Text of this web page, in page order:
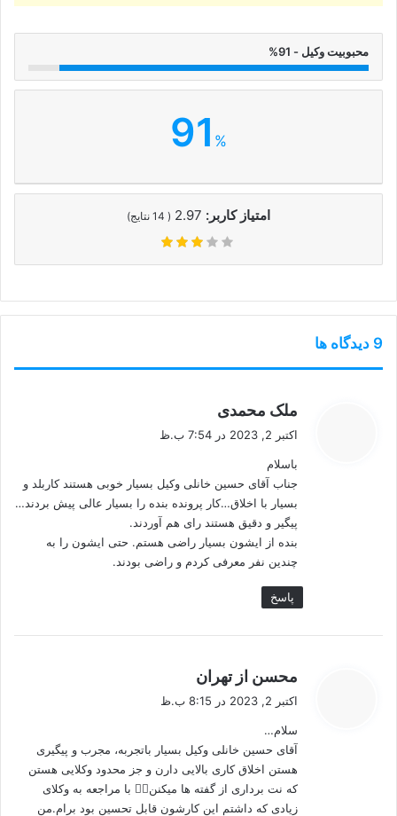
محبوبیت وکیل - 91%
91 %
امتیاز کاربر: 2.97
(
14 نتایج)
‫9 دیدگاه ها
ملک محمدی
اکتبر 2, 2023 در 7:54 ب.ظ
باسلام
جناب آقای حسین خانلی وکیل بسیار خوبی هستند کاربلد و
بسیار با اخلاق…کار پرونده بنده را بسیار عالی پیش بردند…
پیگیر و دقیق هستند رای هم آوردند.
بنده از ایشون بسیار راضی هستم. حتی ایشون را به
چندین نفر معرفی کردم و راضی بودند.
پاسخ
محسن از تهران
اکتبر 2, 2023 در 8:15 ب.ظ
سلام…
آقای حسین خانلی وکیل بسیار باتجربه، مجرب و پیگیری
هستن اخلاق کاری بالایی دارن و جز محدود وکلایی هستن
که نت برداری از گفته ها میکنن👍🏻 با مراجعه به وکلای
زیادی که داشتم این کارشون قابل تحسین بود برام.من